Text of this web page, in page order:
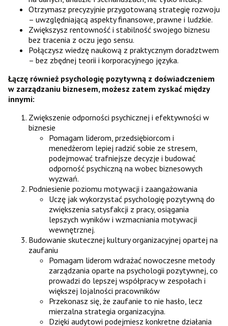
Otrzymasz precyzyjnie przygotowaną strategię rozwoju
– uwzględniającą aspekty finansowe, prawne i ludzkie.
Zwiększysz rentowność i stabilność swojego biznesu
bez tracenia z oczu jego sensu.
Połączysz wiedzę naukową z praktycznym doradztwem
– bez zbędnej teorii i korporacyjnego języka.
Łączę również psychologię pozytywną z doświadczeniem
w zarządzaniu biznesem, możesz zatem zyskać między
innymi:
Zwiększenie odporności psychicznej i efektywności w
biznesie
Pomagam liderom, przedsiębiorcom i
menedżerom lepiej radzić sobie ze stresem,
podejmować trafniejsze decyzje i budować
odporność psychiczną na wobec biznesowych
wyzwań.
Podniesienie poziomu motywacji i zaangażowania
Uczę jak wykorzystać psychologię pozytywną do
zwiększenia satysfakcji z pracy, osiągania
lepszych wyników i wzmacniania motywacji
wewnętrznej.
Budowanie skutecznej kultury organizacyjnej opartej na
zaufaniu
Pomagam liderom wdrażać nowoczesne metody
zarządzania oparte na psychologii pozytywnej, co
prowadzi do lepszej współpracy w zespołach i
większej lojalności pracowników
Przekonasz się, że zaufanie to nie hasło, lecz
mierzalna strategia organizacyjna.
Dzięki audytowi podejmiesz konkretne działania